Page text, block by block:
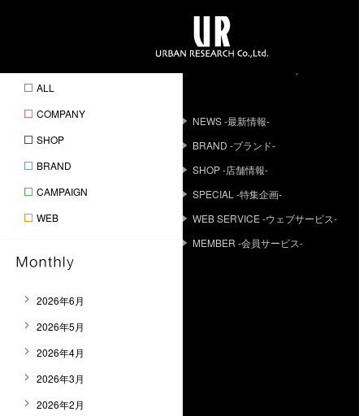
ALL
COMPANY
SHOP
BRAND
CAMPAIGN
WEB
2026年6月
2026年5月
2026年4月
2026年3月
2026年2月
NEWS -最新情報-
BRAND -ブランド-
SHOP -店舗情報-
SPECIAL -特集企画-
WEB SERVICE -ウェブサービス-
MEMBER -会員サービス-